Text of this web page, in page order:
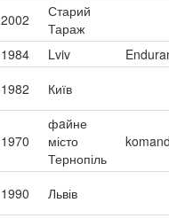
2002
Старий
Тараж
1984 Lviv
1982 Київ
1970
фaйне
місто
Тернопіль
1990 Львів